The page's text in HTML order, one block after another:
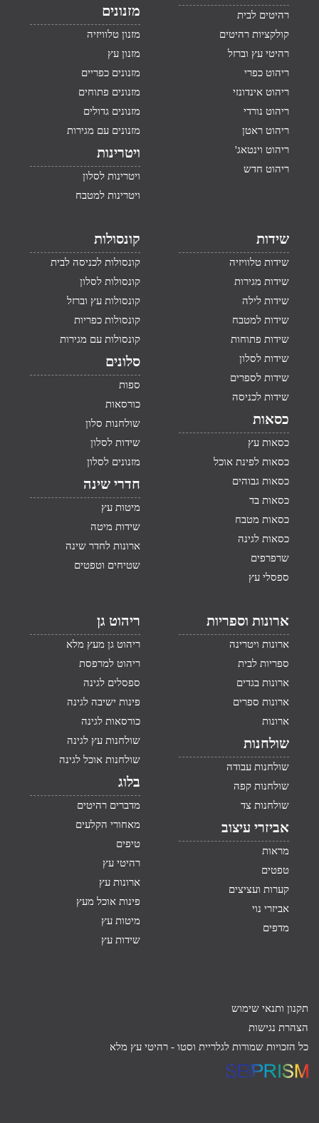
רהיטים לבית
קולקציות רהיטים
רהיטי עץ וברזל
ריהוט כפרי
ריהוט אינדונזי
ריהוט נורדי
ריהוט ראטן
ריהוט וינטאג'
ריהוט חדש
מזנונים
מזנון טלוויזיה
מזנון עץ
מזנונים כפריים
מזנונים פתוחים
מזנונים גדולים
מזנונים עם מגירות
ויטרינות
ויטרינות לסלון
ויטרינות למטבח
שידות
שידות טלוויזיה
שידות מגירות
שידות לילה
שידות למטבח
שידות פתוחות
שידות לסלון
שידות לספרים
שידות לכניסה
כסאות
כסאות עץ
כסאות לפינת אוכל
כסאות גבוהים
כסאות בד
כסאות מטבח
כסאות לגינה
שרפרפים
ספסלי עץ
קונסולות
קונסולות לכניסה לבית
קונסולות לסלון
קונסולות עץ וברזל
קונסולות כפריות
קונסולות עם מגירות
סלונים
ספות
כורסאות
שולחנות סלון
שידות לסלון
מזנונים לסלון
חדרי שינה
מיטות עץ
שידות מיטה
ארונות לחדר שינה
שטיחים וטפטים
ארונות וספריות
ארונות ויטרינה
ספריות לבית
ארונות בגדים
ארונות ספרים
ארונות
שולחנות
שולחנות עבודה
שולחנות קפה
שולחנות צד
אביזרי עיצוב
מראות
טפטים
קערות ועציצים
אביזרי נוי
מדפים
ריהוט גן
ריהוט גן מעץ מלא
ריהוט למרפסת
ספסלים לגינה
פינות ישיבה לגינה
כורסאות לגינה
שולחנות עץ לגינה
שולחנות אוכל לגינה
בלוג
מדברים רהיטים
מאחורי הקלעים
טיפים
רהיטי עץ
ארונות עץ
פינות אוכל מעץ
מיטות עץ
שידות עץ
תקנון ותנאי שימוש
הצהרת נגישות
כל הזכויות שמורות לגלריית וסטו - רהיטי עץ מלא